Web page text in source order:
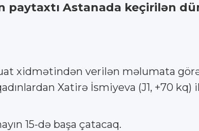
paytaxtı Astanada keçirilən
xidmətindən verilən məlumata görə,
Xatirə İsmiyeva (J1, +70 kq)
15-də başa çatacaq.